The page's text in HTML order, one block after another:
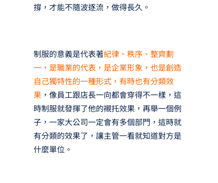
撐，才能不隨波逐流，做得長久。
制服的意義是代表著紀律、秩序、整齊劃
一，是職業的代表，是企業形象，也是創造
自己獨特性的一種形式，有時也有分類效
果，像員工跟店長一向都會穿得不一樣，這
時制服就發揮了他的襯托效果，再舉一個例
子，一家大公司一定會有多個部門，這時就
有分類的效果了，讓主管一看就知道對方是
什麼單位。